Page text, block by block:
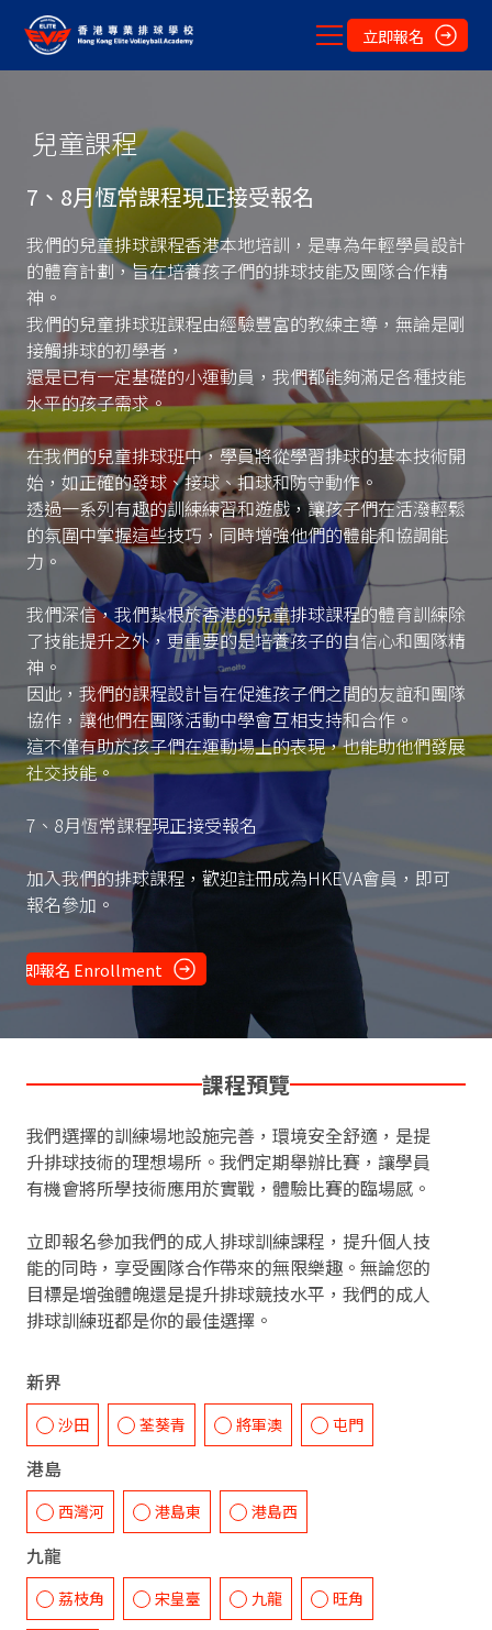
立即報名
兒童課程
7、8月恆常課程現正接受報名
我們的兒童排球課程香港本地培訓，是專為年輕學員設計
的體育計劃，旨在培養孩子們的排球技能及團隊合作精
神。
我們的兒童排球班課程由經驗豐富的教練主導，無論是剛
接觸排球的初學者，
還是已有一定基礎的小運動員，我們都能夠滿足各種技能
水平的孩子需求。
在我們的兒童排球班中，學員將從學習排球的基本技術開
始，如正確的發球、接球、扣球和防守動作。
透過一系列有趣的訓練練習和遊戲，讓孩子們在活潑輕鬆
的氛圍中掌握這些技巧，同時增強他們的體能和協調能
力。
我們深信，我們紥根於香港的兒童排球課程的體育訓練除
了技能提升之外，更重要的是培養孩子的自信心和團隊精
神。
因此，我們的課程設計旨在促進孩子們之間的友誼和團隊
協作，讓他們在團隊活動中學會互相支持和合作。
這不僅有助於孩子們在運動場上的表現，也能助他們發展
社交技能。
7、8月恆常課程現正接受報名
加入我們的排球課程，歡迎註冊成為HKEVA會員，即可
報名參加。
立即報名 Enrollment
課程預覽
我們選擇的訓練場地設施完善，環境安全舒適，是提
升排球技術的理想場所。我們定期舉辦比賽，讓學員
有機會將所學技術應用於實戰，體驗比賽的臨場感。
立即報名參加我們的成人排球訓練課程，提升個人技
能的同時，享受團隊合作帶來的無限樂趣。無論您的
目標是增強體魄還是提升排球競技水平，我們的成人
排球訓練班都是你的最佳選擇。
新界
沙田 荃葵青 將軍澳 屯門
港島
西灣河 港島東 港島西
九龍
荔枝角 宋皇臺 九龍 旺角